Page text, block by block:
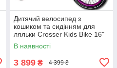
Дитячий велосипед з
кошиком та сидінням для
ляльки Crosser Kids Bike 16"
Фіолетовий
В наявності
3 899 ₴ 4 399 ₴